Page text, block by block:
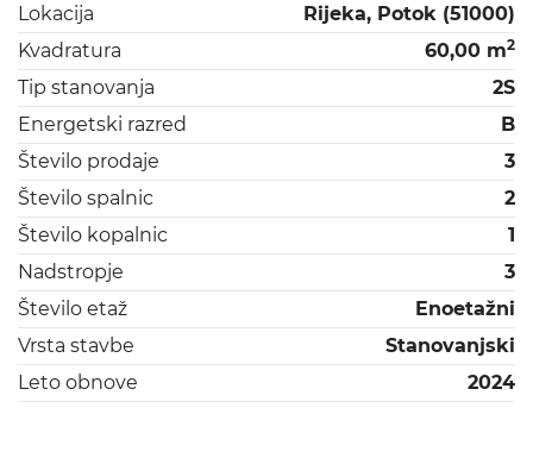
Lokacija
Rijeka, Potok (51000)
Kvadratura
60,00 m2
Tip stanovanja
2S
Energetski razred
B
Število prodaje
3
Število spalnic
2
Število kopalnic
1
Nadstropje
3
Število etaž
Enoetažni
Vrsta stavbe
Stanovanjski
Leto obnove
2024